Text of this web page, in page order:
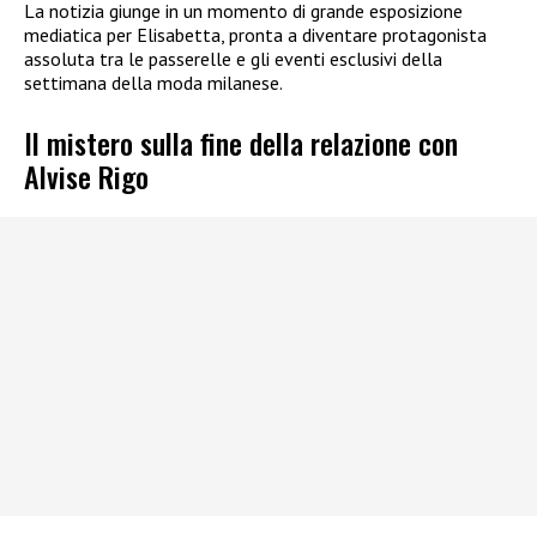
La notizia giunge in un momento di grande esposizione
mediatica per Elisabetta, pronta a diventare protagonista
assoluta tra le passerelle e gli eventi esclusivi della
settimana della moda milanese.
Il mistero sulla fine della relazione con
Alvise Rigo